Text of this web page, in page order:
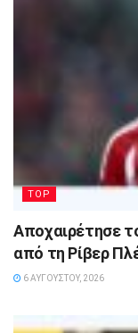
TOP
Αποχαιρέτησε
από τη Ρίβερ
6 ΑΥΓΟΎΣΤΟΥ, 2026